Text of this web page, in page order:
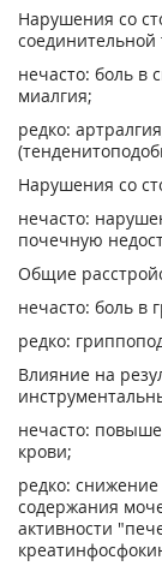
Нарушения со
соединительной
нечасто: боль
миалгия;
редко:
Нарушения со
нечасто:
почечную
Общие
нечасто: боль в
редко:
Влияние на
нечасто:
крови;
редко:
содержания
активности